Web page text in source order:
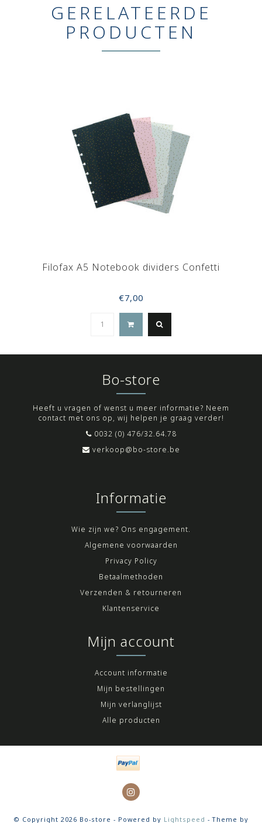
GERELATEERDE
PRODUCTEN
Filofax A5 Notebook dividers Confetti
€7,00
Bo-store
Heeft u vragen of wenst u meer informatie? Neem
contact met ons op, wij helpen je graag verder!
0032 (0) 476/32.64.78
verkoop@bo-store.be
Informatie
Wie zijn we? Ons engagement.
Algemene voorwaarden
Privacy Policy
Betaalmethoden
Verzenden & retourneren
Klantenservice
Mijn account
Account informatie
Mijn bestellingen
Mijn verlanglijst
Alle producten
© Copyright 2026 Bo-store - Powered by Lightspeed - Theme by